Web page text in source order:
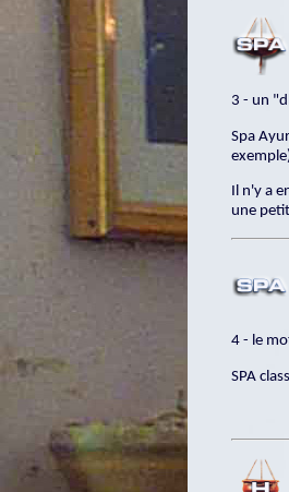
3 - un
Spa
Il n'y a
une
4 - le
SPA